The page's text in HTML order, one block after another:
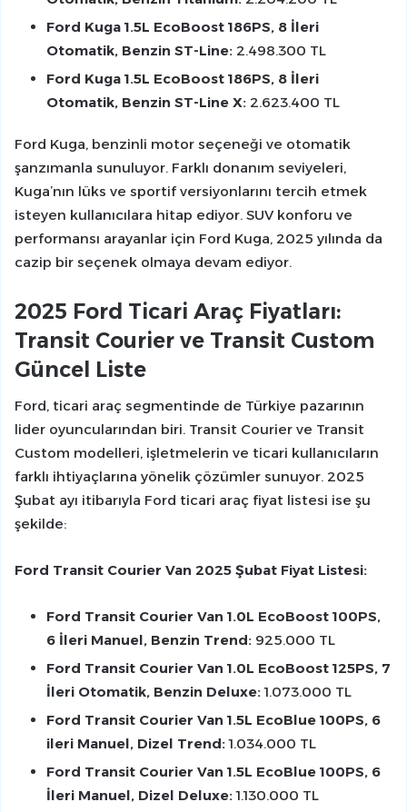
Ford Kuga 1.5L EcoBoost 186PS, 8 İleri
Otomatik, Benzin ST-Line: 2.498.300 TL
Ford Kuga 1.5L EcoBoost 186PS, 8 İleri
Otomatik, Benzin ST-Line X: 2.623.400 TL
Ford Kuga, benzinli motor seçeneği ve otomatik
şanzımanla sunuluyor. Farklı donanım seviyeleri,
Kuga’nın lüks ve sportif versiyonlarını tercih etmek
isteyen kullanıcılara hitap ediyor. SUV konforu ve
performansı arayanlar için Ford Kuga, 2025 yılında da
cazip bir seçenek olmaya devam ediyor.
2025 Ford Ticari Araç Fiyatları:
Transit Courier ve Transit Custom
Güncel Liste
Ford, ticari araç segmentinde de Türkiye pazarının
lider oyuncularından biri. Transit Courier ve Transit
Custom modelleri, işletmelerin ve ticari kullanıcıların
farklı ihtiyaçlarına yönelik çözümler sunuyor. 2025
Şubat ayı itibarıyla Ford ticari araç fiyat listesi ise şu
şekilde:
Ford Transit Courier Van 2025 Şubat Fiyat Listesi:
Ford Transit Courier Van 1.0L EcoBoost 100PS,
6 İleri Manuel, Benzin Trend: 925.000 TL
Ford Transit Courier Van 1.0L EcoBoost 125PS, 7
İleri Otomatik, Benzin Deluxe:1.073.000 TL
Ford Transit Courier Van 1.5L EcoBlue 100PS, 6
ileri Manuel, Dizel Trend:1.034.000 TL
Ford Transit Courier Van 1.5L EcoBlue 100PS, 6
İleri Manuel, Dizel Deluxe:1.130.000 TL